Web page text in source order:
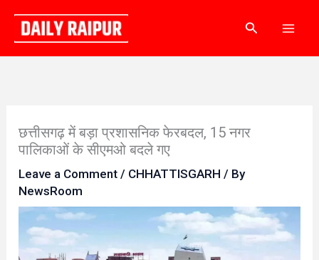
content
Search
छत्तीसगढ़ में बड़ा प्रशासनिक फेरबदल, 15 नगर
पालिकाओं के सीएमओ बदले गए
Leave a Comment / CHHATTISGARH / By
NewsRoom